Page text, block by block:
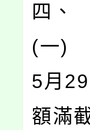
四、
(一)
5月
額滿